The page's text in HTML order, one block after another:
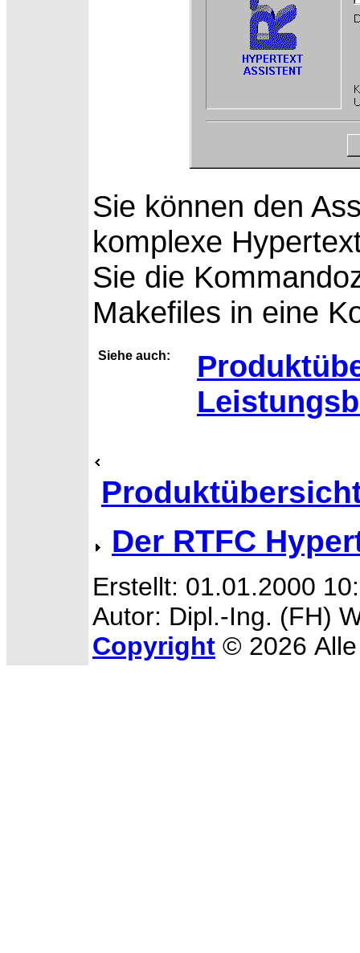
Sie können den
komplexe
Sie die
Makefiles in eine
Siehe auch:
Der RTFC
Erstellt: 01.01.2000
Autor: Dipl.-Ing. (FH)
Copyright © 2026